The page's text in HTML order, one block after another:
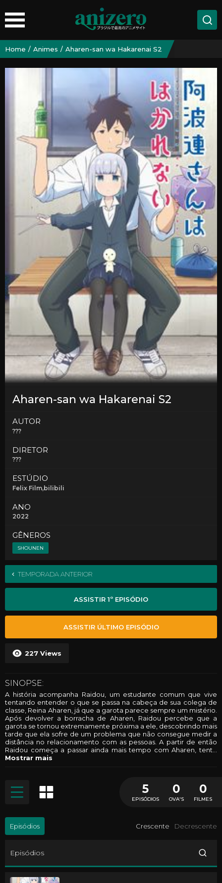
Home Animes Aharen-san wa Hakarenai S2
Aharen-san wa Hakarenai S2
AUTOR
???
DIRETOR
???
ESTÚDIO
Felix Film,bilibili
ANO
2022
GÊNEROS
SHOUNEN
TEMPORADA ANTERIOR
227 Views
ASSISTIR 1º EPISÓDIO
ASSISTIR ÚLTIMO EPISÓDIO
SINOPSE:
A história acompanha Raidou, um estudante comum que vive
tentando entender o que se passa na cabeça de sua colega de
classe, Reina Aharen, já que a garota parece sempre um mistério.
Após devolver a borracha de Aharen, Raidou percebe que a
garota se tornou extremamente próxima a ele, descobrindo mais
tarde que ela sofre de um problema que não consegue medir a
distância no relacionamento com as pessoas. A partir de então
Raidou começa a passar ainda mais tempo com Aharen, tent
Mostrar mais
5
EPISÓDIOS
0
OVA'S
0
FILMES
Episódios Crescente Decrescente
Episódios